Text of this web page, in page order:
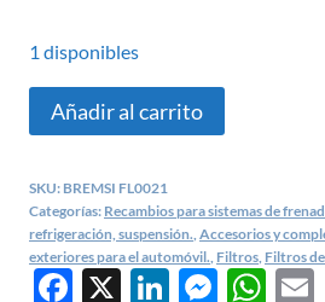
1 disponibles
Filtro
aceite
a3,
a4,
q5/
Añadir al carrito
SKU: BREMSI FL0021
Categorías: Recambios para sistemas de
refrigeración, suspensión. Accesorios y
exteriores para el automóvil. Filtros Filtros
Facebook
X LinkedIn